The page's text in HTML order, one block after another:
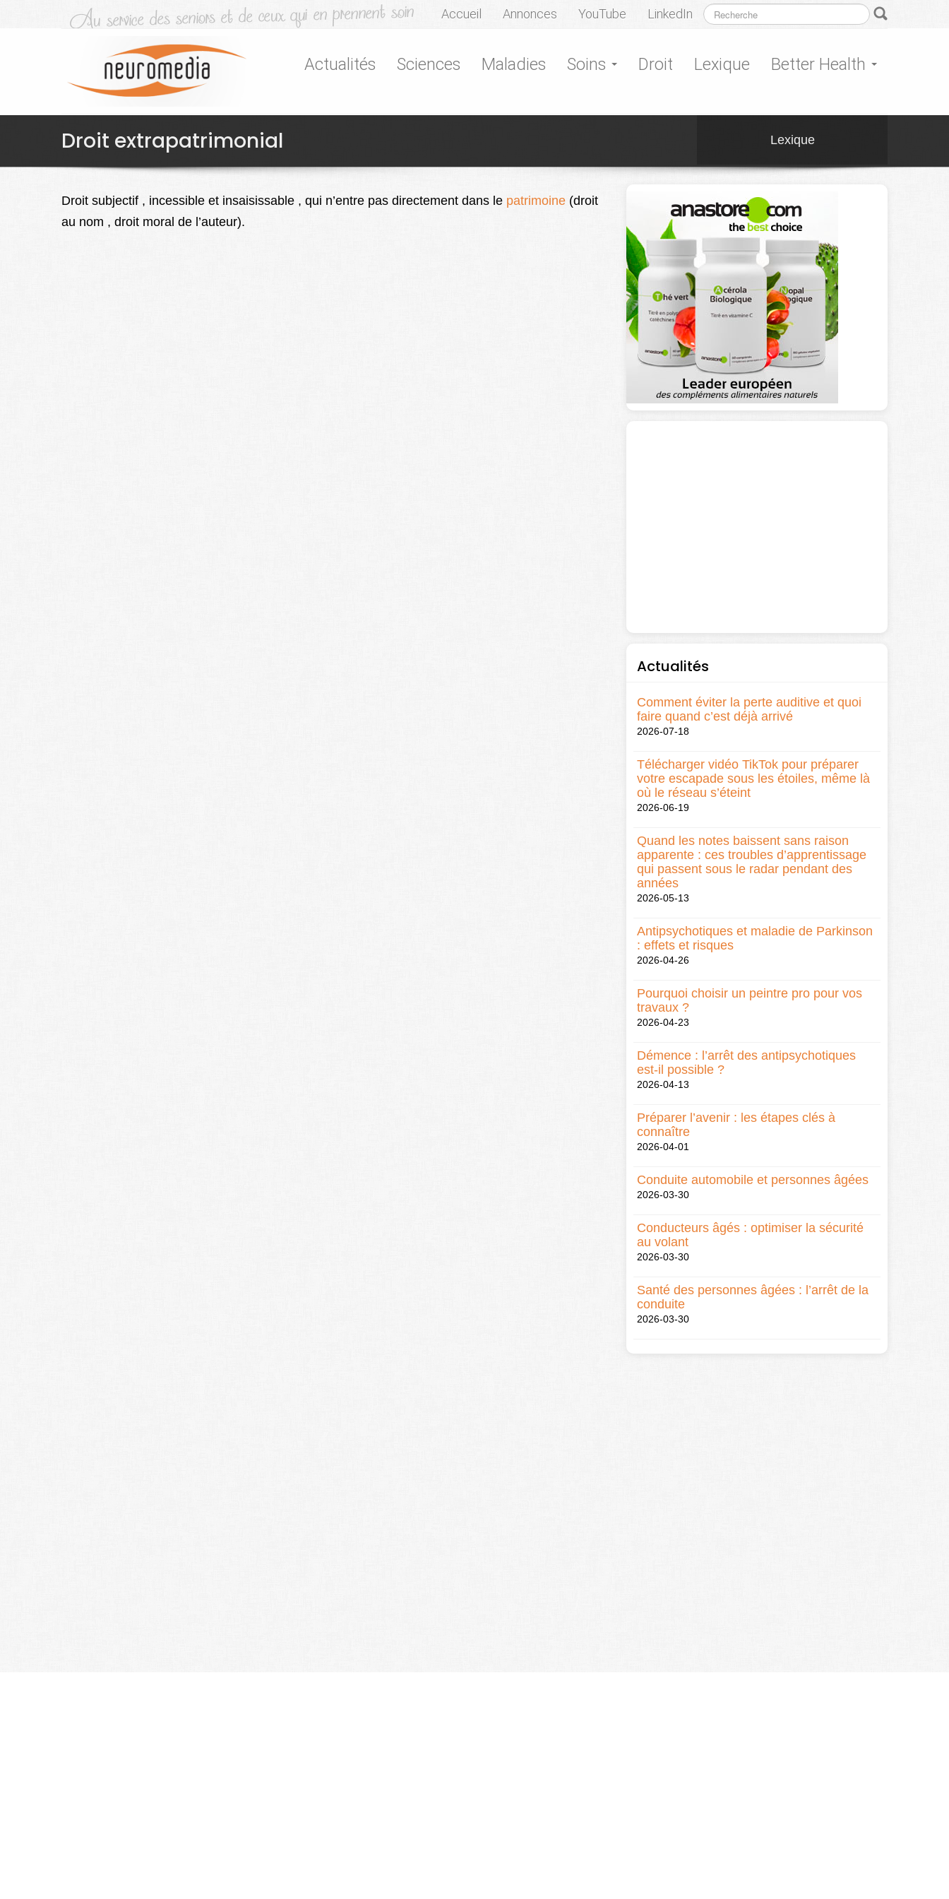
Accueil Annonces YouTube LinkedIn
Actualités Sciences Maladies Soins Droit Lexique Better Health
Droit extrapatrimonial Lexique
Droit subjectif , incessible et insaisissable , qui n’entre pas directement dans le patrimoine (droit
au nom , droit moral de l’auteur).
Actualités
Comment éviter la perte auditive et quoi
faire quand c’est déjà arrivé
2026-07-18
Télécharger vidéo TikTok pour préparer
votre escapade sous les étoiles, même là
où le réseau s’éteint
2026-06-19
Quand les notes baissent sans raison
apparente : ces troubles d’apprentissage
qui passent sous le radar pendant des
années
2026-05-13
Antipsychotiques et maladie de Parkinson
: effets et risques
2026-04-26
Pourquoi choisir un peintre pro pour vos
travaux ?
2026-04-23
Démence : l’arrêt des antipsychotiques
est-il possible ?
2026-04-13
Préparer l’avenir : les étapes clés à
connaître
2026-04-01
Conduite automobile et personnes âgées
2026-03-30
Conducteurs âgés : optimiser la sécurité
au volant
2026-03-30
Santé des personnes âgées : l’arrêt de la
conduite
2026-03-30